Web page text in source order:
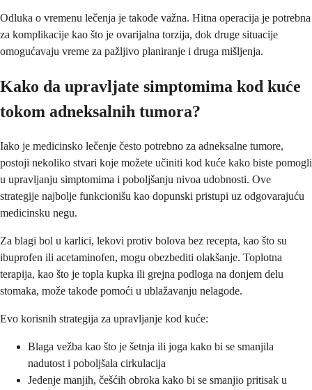
Odluka o vremenu lečenja je takođe važna. Hitna operacija je potrebna
za komplikacije kao što je ovarijalna torzija, dok druge situacije
omogućavaju vreme za pažljivo planiranje i druga mišljenja.
Kako da upravljate simptomima kod kuće
tokom adneksalnih tumora?
Iako je medicinsko lečenje često potrebno za adneksalne tumore,
postoji nekoliko stvari koje možete učiniti kod kuće kako biste pomogli
u upravljanju simptomima i poboljšanju nivoa udobnosti. Ove
strategije najbolje funkcionišu kao dopunski pristupi uz odgovarajuću
medicinsku negu.
Za blagi bol u karlici, lekovi protiv bolova bez recepta, kao što su
ibuprofen ili acetaminofen, mogu obezbediti olakšanje. Toplotna
terapija, kao što je topla kupka ili grejna podloga na donjem delu
stomaka, može takođe pomoći u ublažavanju nelagode.
Evo korisnih strategija za upravljanje kod kuće:
Blaga vežba kao što je šetnja ili joga kako bi se smanjila
nadutost i poboljšala cirkulacija
Jedenje manjih, češćih obroka kako bi se smanjio pritisak u